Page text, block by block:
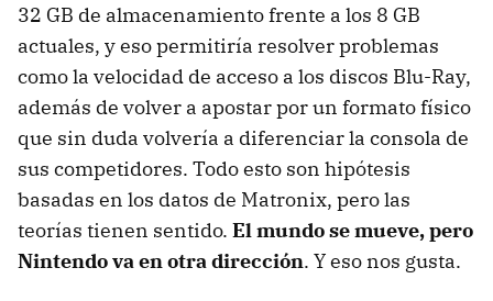
32 GB de almacenamiento frente a los 8 GB
actuales, y eso permitiría resolver problemas
como la velocidad de acceso a los discos Blu-Ray,
además de volver a apostar por un formato físico
que sin duda volvería a diferenciar la consola de
sus competidores. Todo esto son hipótesis
basadas en los datos de Matronix, pero las
teorías tienen sentido. El mundo se mueve, pero
Nintendo va en otra dirección. Y eso nos gusta.